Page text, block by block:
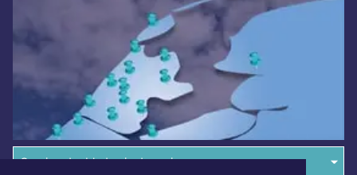
Overige dagbladen in de regio